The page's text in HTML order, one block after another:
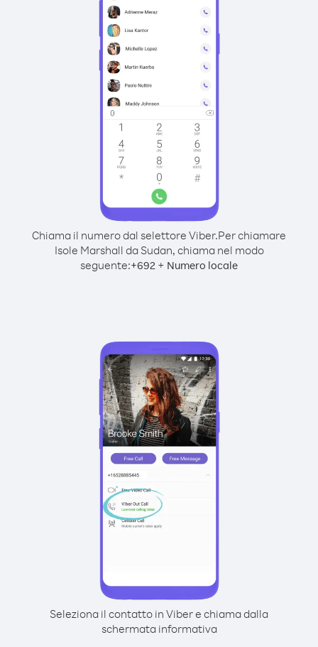
Chiama il numero dal selettore Viber.Per chiamare
Isole Marshall da Sudan, chiama nel modo
seguente:+692 + Numero locale
Seleziona il contatto in Viber e chiama dalla
schermata informativa